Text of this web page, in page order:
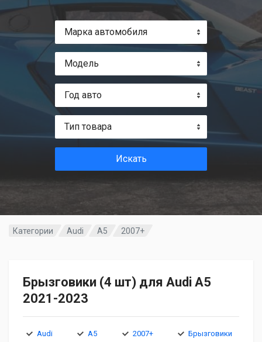
Марка автомобиля
Модель
Год авто
Тип товара
Искать
Категории Audi A5 2007+
Брызговики (4 шт) для Audi A5
2021-2023
Audi A5 2007+ Брызговики